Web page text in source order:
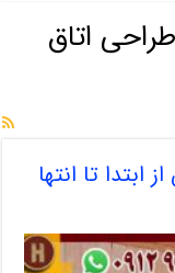
طراحی اتاق
ابتدا تا انتها